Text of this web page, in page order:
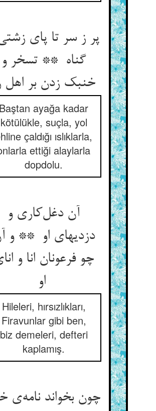
پر ز سر تا پای
گناه ** تسخر و
خنبک زدن بر اهل راه
Baştan ayağa kadar
kötülükle, suçla, yol
çaldığı ıslıklarla,
ettiği alaylarla
dopdolu.
آن دغل‌کاری و
دزدیهای او ** و
چو فرعونان انا و
او
Hileleri, hırsızlıkları,
Firavunlar gibi ben,
biz demeleri, defteri
kaplamış.
چون بخواند نامه‌ی